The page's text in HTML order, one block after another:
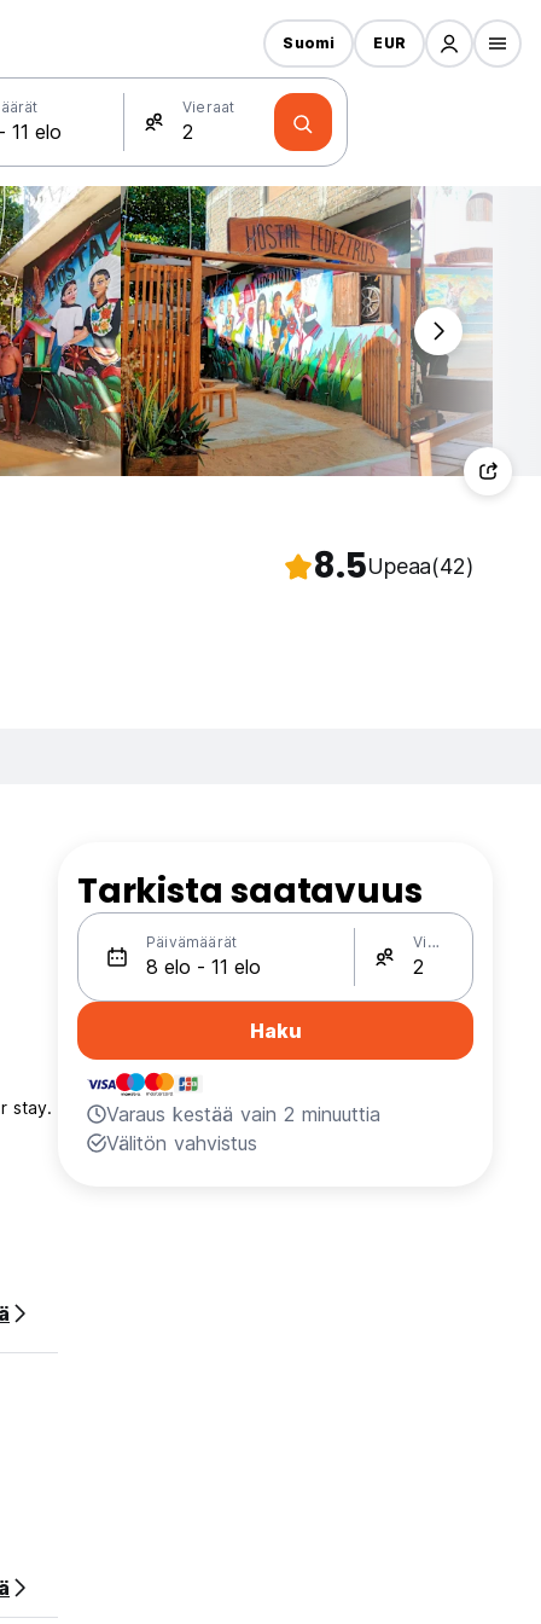
Vieraat
Suomi EUR
8.5Upeaa(42)
stay.
Tarkista saatavuus
Päivämäärät Vieraat
Haku
Varaus kestää vain 2 minuuttia
Välitön vahvistus